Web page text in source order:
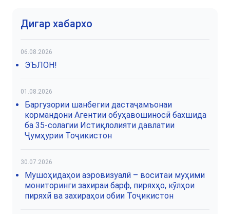
Дигар хабархо
06.08.2026
ЭЪЛОН!
01.08.2026
Баргузории шанбегии дастаҷамъонаи
кормандони Агентии обуҳавошиносӣ бахшида
ба 35-солагии Истиқлолияти давлатии
Ҷумҳурии Тоҷикистон
30.07.2026
Мушоҳидаҳои аэровизуалӣ – воситаи муҳими
мониторинги захираи барф, пиряхҳо, кӯлҳои
пиряхӣ ва захираҳои обии Тоҷикистон